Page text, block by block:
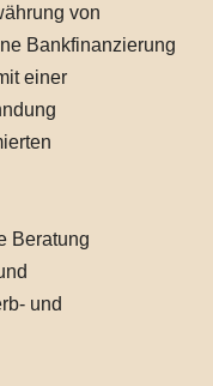
von
Bankfinanzierung
einer
Beratung
und